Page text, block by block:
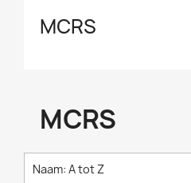
MCRS
MCRS
Naam: A tot Z